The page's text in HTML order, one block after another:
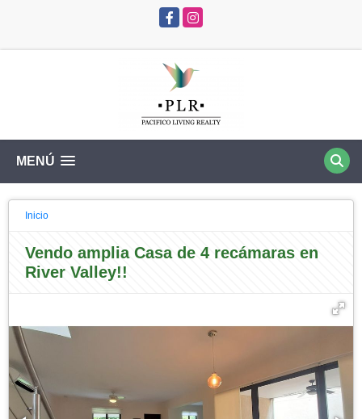
FacebookInstagram
MENÚ
Inicio
Vendo amplia Casa de 4 recámaras en
River Valley!!